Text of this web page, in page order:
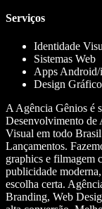
Serviços
Identidade
Sistemas Web
Apps Android/
Design Gráfico
A Agência Gênios é
Desenvolvimento de
Visual em todo
Lançamentos.
graphics e filmagem
publicidade
escolha certa.
Branding, Web